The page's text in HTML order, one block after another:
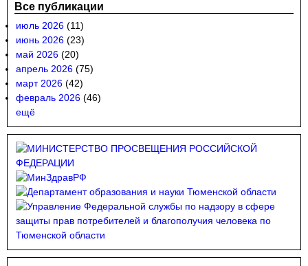
Все публикации
июль 2026 (11)
июнь 2026 (23)
май 2026 (20)
апрель 2026 (75)
март 2026 (42)
февраль 2026 (46)
ещё